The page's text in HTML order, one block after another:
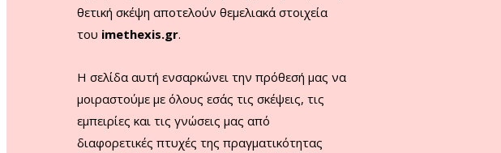
θετική σκέψη αποτελούν θεμελιακά στοιχεία
του imethexis.gr.
H σελίδα αυτή ενσαρκώνει την πρόθεσή μας να
μοιραστούμε με όλους εσάς τις σκέψεις, τις
εμπειρίες και τις γνώσεις μας από
διαφορετικές πτυχές της πραγματικότητας